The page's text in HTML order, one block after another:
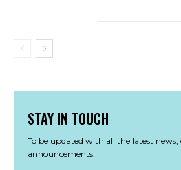
STAY IN TOUCH
To be updated with all the latest news,
announcements.